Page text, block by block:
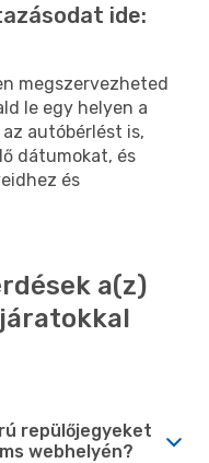
ide:
megszervezheted
le egy helyen a
autóbérlést is,
dátumokat, és
és
a(z)
repülőjegyeket
webhelyén?